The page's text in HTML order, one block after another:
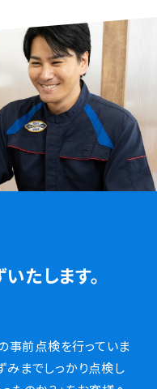
たします。
事前点検を行っていま
みまでしっかり点検し